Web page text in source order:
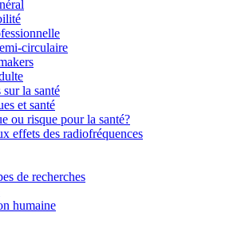
circulaire
la santé
et santé
ou risque pour la santé?
effets des radiofréquences
de recherches
humaine